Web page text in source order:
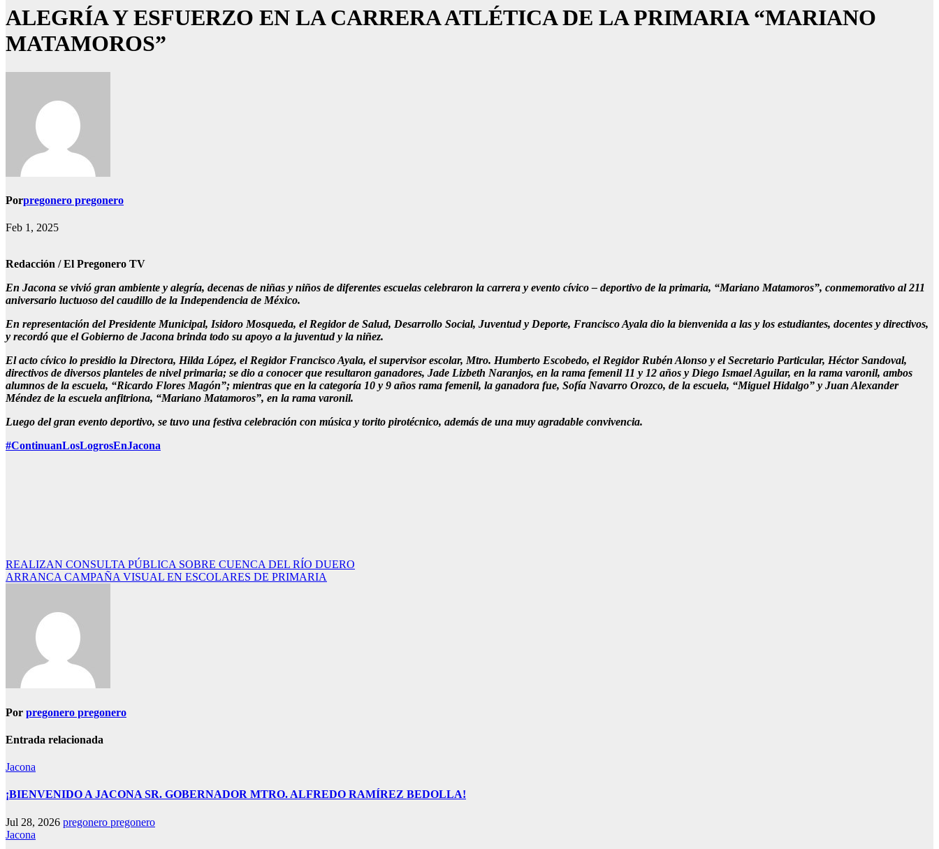
ALEGRÍA Y ESFUERZO EN LA CARRERA ATLÉTICA DE LA PRIMARIA “MARIANO
MATAMOROS”
Porpregonero pregonero
Feb 1, 2025
Redacción / El Pregonero TV
En Jacona se vivió gran ambiente y alegría, decenas de niñas y niños de diferentes escuelas celebraron la carrera y evento cívico – deportivo de la primaria, “Mariano Matamoros”, conmemorativo al 211
aniversario luctuoso del caudillo de la Independencia de México.
En representación del Presidente Municipal, Isidoro Mosqueda, el Regidor de Salud, Desarrollo Social, Juventud y Deporte, Francisco Ayala dio la bienvenida a las y los estudiantes, docentes y directivos,
y recordó que el Gobierno de Jacona brinda todo su apoyo a la juventud y la niñez.
El acto cívico lo presidio la Directora, Hilda López, el Regidor Francisco Ayala, el supervisor escolar, Mtro. Humberto Escobedo, el Regidor Rubén Alonso y el Secretario Particular, Héctor Sandoval,
directivos de diversos planteles de nivel primaria; se dio a conocer que resultaron ganadores, Jade Lizbeth Naranjos, en la rama femenil 11 y 12 años y Diego Ismael Aguilar, en la rama varonil, ambos
alumnos de la escuela, “Ricardo Flores Magón”; mientras que en la categoría 10 y 9 años rama femenil, la ganadora fue, Sofía Navarro Orozco, de la escuela, “Miguel Hidalgo” y Juan Alexander
Méndez de la escuela anfitriona, “Mariano Matamoros”, en la rama varonil.
Luego del gran evento deportivo, se tuvo una festiva celebración con música y torito pirotécnico, además de una muy agradable convivencia.
#ContinuanLosLogrosEnJacona
Navegación
de
REALIZAN CONSULTA PÚBLICA SOBRE CUENCA DEL RÍO DUERO
ARRANCA CAMPAÑA VISUAL EN ESCOLARES DE PRIMARIA
Por pregonero pregonero
Entrada relacionada
Jacona
¡BIENVENIDO A JACONA SR. GOBERNADOR MTRO. ALFREDO RAMÍREZ BEDOLLA!
Jul 28, 2026 pregonero pregonero
Jacona